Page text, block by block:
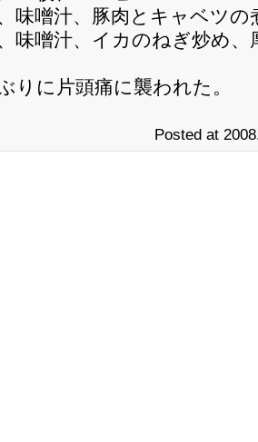
味噌汁、豚肉とキャベツの
味噌汁、イカのねぎ炒め、
りに片頭痛に襲われた。
Posted at